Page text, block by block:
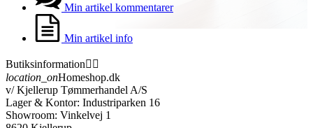
Min artikel kommentarer
Min artikel info
Butiksinformation 
location_onHomeshop.dk
v/ Kjellerup Tømmerhandel A/S
Lager & Kontor: Industriparken 16
Showroom: Vinkelvej 1